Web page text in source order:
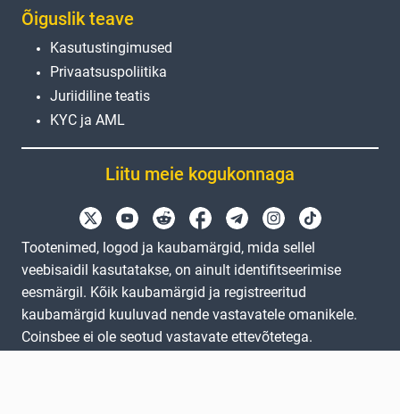
Õiguslik teave
Kasutustingimused
Privaatsuspoliitika
Juriidiline teatis
KYC ja AML
Liitu meie kogukonnaga
Tootenimed, logod ja kaubamärgid, mida sellel
veebisaidil kasutatakse, on ainult identifitseerimise
eesmärgil. Kõik kaubamärgid ja registreeritud
kaubamärgid kuuluvad nende vastavatele omanikele.
Coinsbee ei ole seotud vastavate ettevõtetega.